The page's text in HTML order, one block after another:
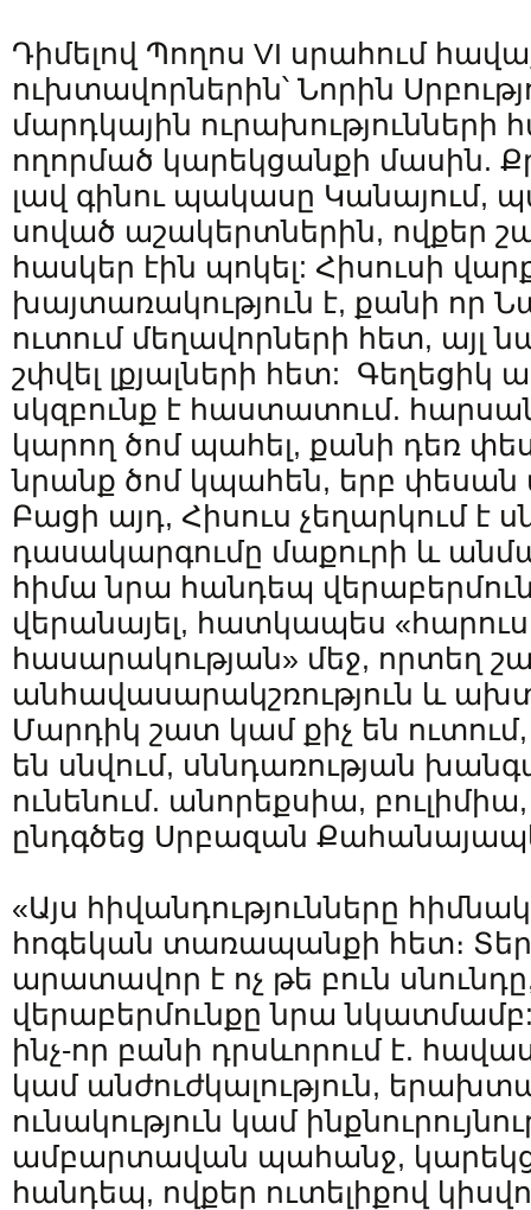
Դիմելով Պողոս VI սրահում
ուխտավորներին՝ Նորին
մարդկային ուրախությունների
ողորմած կարեկցանքի մասին.
լավ գինու պակասը Կանայում,
սոված աշակերտներին, ովքեր
հասկեր էին պոկել: Հիսուսի
խայտառակություն է, քանի որ
ուտում մեղավորների հետ,
շփվել լքյալների հետ: Գեղեցիկ
սկզբունք է հաստատում.
կարող ծոմ պահել, քանի դեռ
նրանք ծոմ կպահեն, երբ փեսան
Բացի այդ, Հիսուս չեղարկում է
դասակարգումը մաքուրի և
հիմա նրա հանդեպ
վերանայել, հատկապես
հասարակության» մեջ, որտեղ
անհավասարակշռություն և
Մարդիկ շատ կամ քիչ են
են սնվում, սննդառության
ունենում. անորեքսիա,
ընդգծեց Սրբազան
«Այս հիվանդությունները
հոգեկան տառապանքի հետ։
արատավոր է ոչ թե բուն
վերաբերմունքը նրա նկատմամբ:
ինչ-որ բանի դրսևորում է.
կամ անժուժկալություն,
ունակություն կամ
ամբարտավան պահանջ,
հանդեպ, ովքեր ուտելիքով